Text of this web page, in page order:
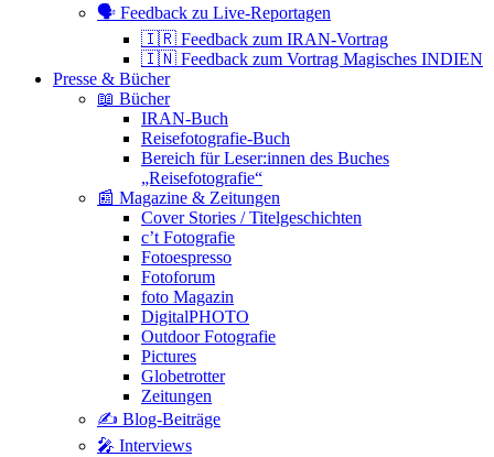
🗣 Feedback zu Live-Reportagen
🇮🇷 Feedback zum IRAN-Vortrag
🇮🇳 Feedback zum Vortrag Magisches INDIEN
Presse & Bücher
📖 Bücher
IRAN-Buch
Reisefotografie-Buch
Bereich für Leser:innen des Buches
„Reisefotografie“
📰 Magazine & Zeitungen
Cover Stories / Titelgeschichten
c’t Fotografie
Fotoespresso
Fotoforum
foto Magazin
DigitalPHOTO
Outdoor Fotografie
Pictures
Globetrotter
Zeitungen
✍️ Blog-Beiträge
🎤 Interviews